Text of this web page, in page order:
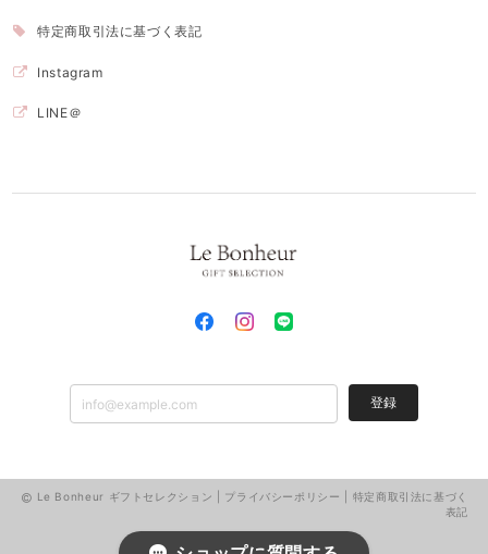
特定商取引法に基づく表記
Instagram
LINE＠
登録
Le Bonheur ギフトセレクション | プライバシーポリシー
特定商取引法に基づく
表記